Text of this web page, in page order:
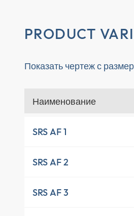
PRODUCT
Показать чертеж с
Наименование
SRS AF 1
SRS AF 2
SRS AF 3